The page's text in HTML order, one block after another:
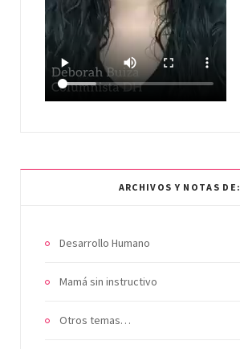
ARCHIVOS Y NOTAS DE:
Desarrollo Humano
Mamá sin instructivo
Otros temas…